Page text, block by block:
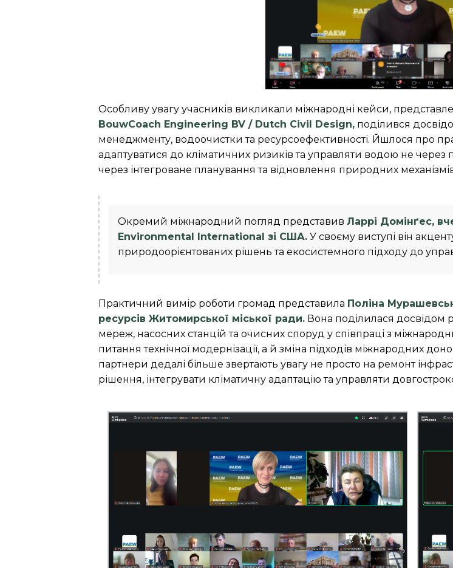
Особливу увагу учасників викликали міжнародні кейси,
BouwCoach Engineering BV / Dutch Civil Design, поділився
менеджменту, водоочистки та ресурсоефективності. Йшлося про
адаптуватися до кліматичних ризиків та управляти водою не через
через інтегроване планування та відновлення природних
Окремий міжнародний погляд представив Ларрі Домінґес,
Environmental International зі США. У своєму виступі він
природоорієнтованих рішень та екосистемного підходу до
Практичний вимір роботи громад представила Поліна
ресурсів Житомирської міської ради. Вона поділилася досвідом
мереж, насосних станцій та очисних споруд у співпраці з
питання технічної модернізації, а й зміна підходів міжнародних
партнери дедалі більше звертають увагу не просто на ремонт
рішення, інтегрувати кліматичну адаптацію та управляти